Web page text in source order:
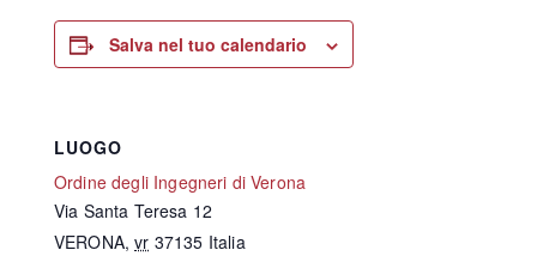
Salva nel tuo calendario
LUOGO
Ordine degli Ingegneri di Verona
Via Santa Teresa 12
VERONA, vr 37135 Italia